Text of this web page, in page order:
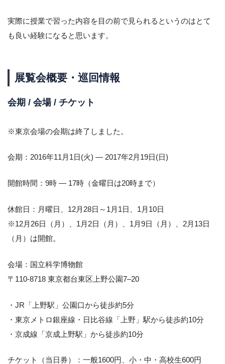
実際に授業で習った内容を目の前で見られるというのはとて
も良い経験になると思います。
展覧会概要・巡回情報
会期 / 会場 / チケット
※東京会場の会期は終了しました。
会期：2016年11月1日(火) ― 2017年2月19日(日)
開館時間：9時 ― 17時（金曜日は20時まで）
休館日：月曜日、12月28日～1月1日、1月10日
※12月26日（月）、1月2日（月）、1月9日（月）、2月13日
（月）は開館。
会場：国立科学博物館
〒110-8718 東京都台東区上野公園7‒20
・JR「上野駅」公園口から徒歩約5分
・東京メトロ銀座線・日比谷線「上野」駅から徒歩約10分
・京成線「京成上野駅」から徒歩約10分
チケット（当日券）：一般1600円、小・中・高校生600円